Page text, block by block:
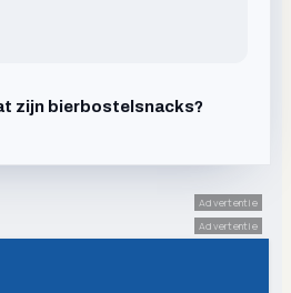
zijn bierbostelsnacks?
Advertentie
Advertentie